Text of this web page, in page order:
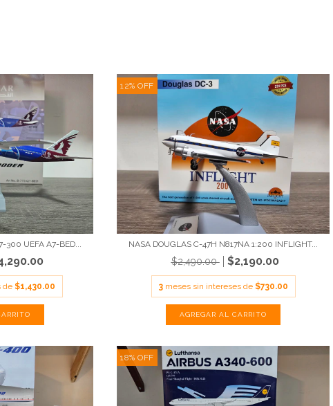
300 UEFA A7-BED...
de$1,430.00
12%OFF
NASA DOUGLAS C-47H N817NA 1:200 INFLIGHT...
$2,490.00 $2,190.00
3 meses sin intereses de $730.00
18%OFF